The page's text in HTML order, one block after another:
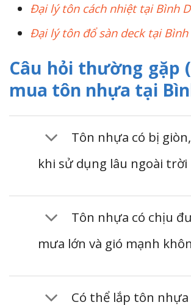
Đại lý tôn cách nhiệt tại Bình
Đại lý tôn đổ sàn deck tại
Câu hỏi thường gặp
mua tôn nhựa tại
Tôn nhựa có bị
khi sử dụng lâu ngoài trời
Tôn nhựa có chịu
mưa lớn và gió mạnh
Có thể lắp tôn